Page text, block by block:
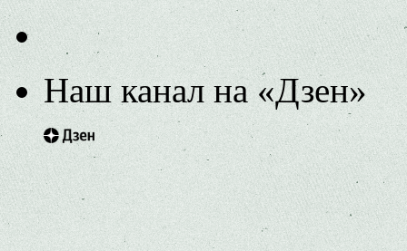
Наш канал на «Дзен»